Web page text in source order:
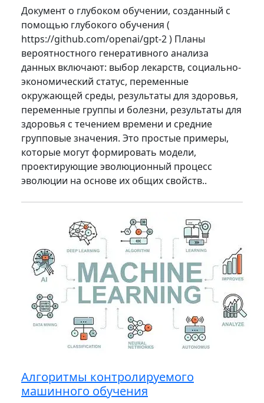
Документ о глубоком обучении, созданный с
помощью глубокого обучения (
https://github.com/openai/gpt-2 ) Планы
вероятностного генеративного анализа
данных включают: выбор лекарств, социально-
экономический статус, переменные
окружающей среды, результаты для здоровья,
переменные группы и болезни, результаты для
здоровья с течением времени и средние
групповые значения. Это простые примеры,
которые могут формировать модели,
проектирующие эволюционный процесс
эволюции на основе их общих свойств..
Алгоритмы контролируемого
машинного обучения